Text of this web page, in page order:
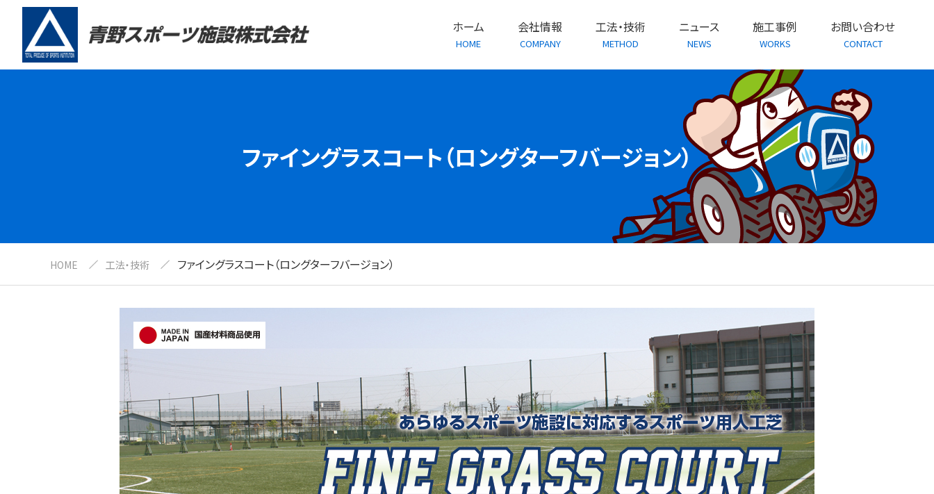
ホーム
HOME
会社情報
COMPANY
工法・技術
METHOD
ニュース
NEWS
施工事例
WORKS
お問い合わせ
CONTACT
ファイングラスコート（ロングターフバージョン）
HOME 工法・技術 ファイングラスコート（ロングターフバージョン）